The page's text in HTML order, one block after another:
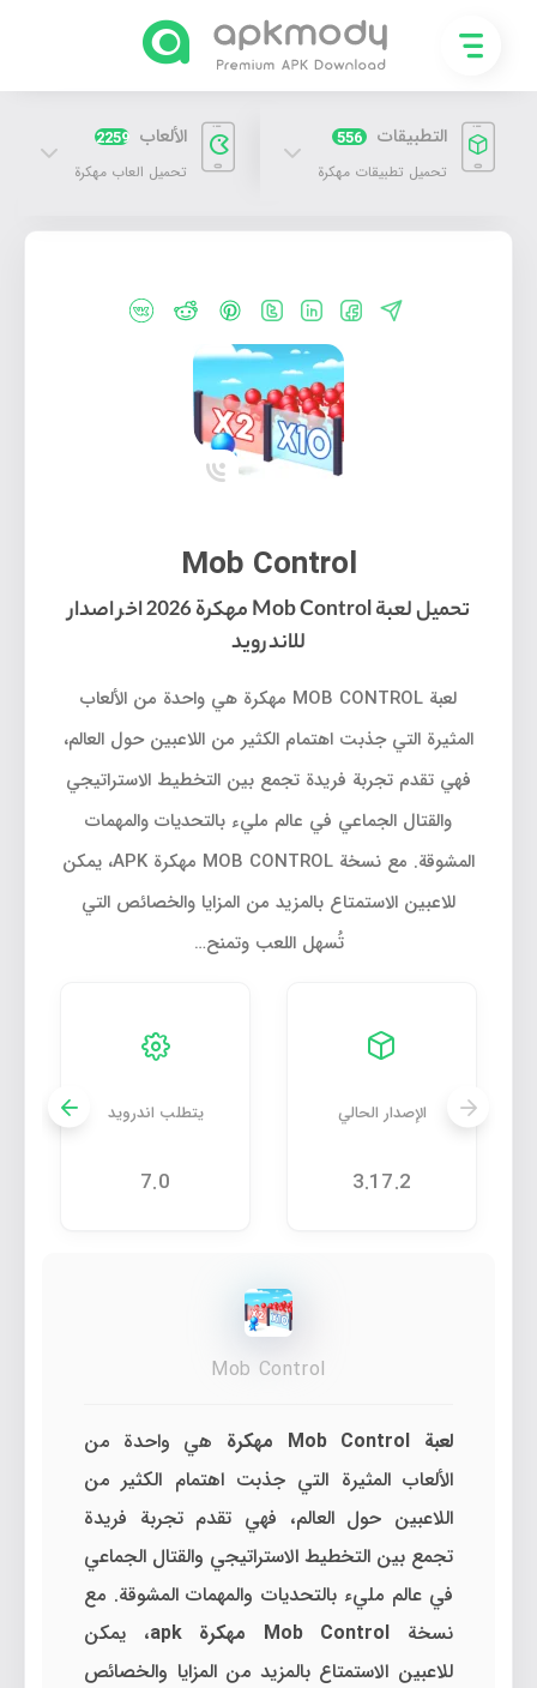
التطبيقات 556
تحميل تطبيقات مهكرة
الألعاب 2259
تحميل العاب مهكرة
Mob Control
تحميل لعبة Mob Control مهكرة 2026 اخر اصدار
للاندرويد
لعبة MOB CONTROL مهكرة هي واحدة من الألعاب
المثيرة التي جذبت اهتمام الكثير من اللاعبين حول العالم،
فهي تقدم تجربة فريدة تجمع بين التخطيط الاستراتيجي
والقتال الجماعي في عالم مليء بالتحديات والمهمات
المشوقة. مع نسخة MOB CONTROL مهكرة APK، يمكن
للاعبين الاستمتاع بالمزيد من المزايا والخصائص التي
تُسهل اللعب وتمنح…
الإصدار الحالي
3.17.2
يتطلب اندرويد
7.0
Mob Control
لعبة Mob Control مهكرة
هي واحدة من
الألعاب المثيرة التي جذبت اهتمام الكثير من
اللاعبين حول العالم، فهي تقدم تجربة فريدة
تجمع بين التخطيط الاستراتيجي والقتال الجماعي
في عالم مليء بالتحديات والمهمات المشوقة. مع
نسخة Mob Control مهكرة apk
، يمكن
للاعبين الاستمتاع بالمزيد من المزايا والخصائص